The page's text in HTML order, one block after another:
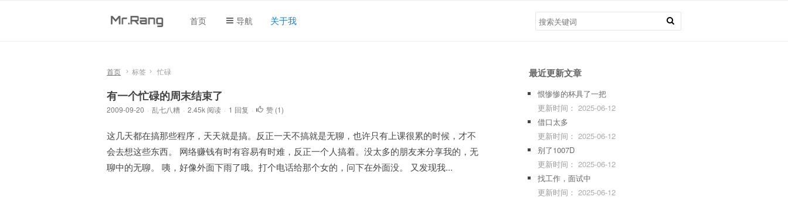
首页 导航 关于我
首页 标签 忙碌
有一个忙碌的周末结束了
2009-09-20 · 乱七八糟 · 2.45k 阅读 · 1 回复 · 赞 (1)
这几天都在搞那些程序，天天就是搞。反正一天不搞就是无聊，也许只有上课很累的时候，才不
会去想这些东西。 网络赚钱有时有容易有时难，反正一个人搞着。没太多的朋友来分享我的，无
聊中的无聊。 咦，好像外面下雨了哦。打个电话给那个女的，问下在外面没。 又发现我...
最近更新文章
恨惨惨的杯具了一把
更新时间： 2025-06-12
借口太多
更新时间： 2025-06-12
别了1007D
更新时间： 2025-06-12
找工作，面试中
更新时间： 2025-06-12